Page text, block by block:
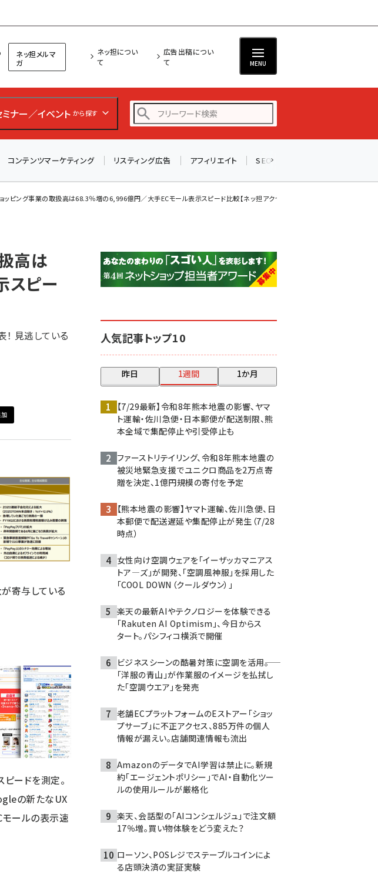
ネッ担メルマ
ガ
ネッ担につい
て
広告出稿につい
て
MENU
ミナー／イベント から探す
yahoo (1901)
アスクル (1119)
base (1077)
コンテンツマーケティング リスティング広告 アフィリエイト SEO
ッピング事業の取扱高は68.3％増の6,996億円／大手ECモール表示スピード比較【ネッ担アクセ...
高は
スピー
見逃している
寄与している
ピードを測定。
の新たなUX
モールの表示速
人気記事トップ10
昨日 1週間 1か月
【7/29最新】令和8年熊本地震の影響、ヤマ
ト運輸・佐川急便・日本郵便が配送制限、熊
本全域で集配停止や引受停止も
ファーストリテイリング、令和8年熊本地震の
被災地緊急支援でユニクロ商品を2万点寄
贈を決定、1億円規模の寄付を予定
【熊本地震の影響】ヤマト運輸、佐川急便、日
本郵便で配送遅延や集配停止が発生（7/28
時点）
女性向け空調ウェアを「イーザッカマニアス
トア―ズ」が開発、「空調風神服」を採用した
「COOL DOWN（クールダウン）」
楽天の最新AIやテクノロジーを体験できる
「Rakuten AI Optimism」、今日からス
タート。パシフィコ横浜で開催
ビジネスシーンの酷暑対策に空調を活用――。
「洋服の青山」が作業服のイメージを払拭し
た「空調ウエア」を発売
老舗ECプラットフォームのEストアー「ショッ
プサーブ」に不正アクセス、885万件の個人
情報が漏えい。店舗関連情報も流出
AmazonのデータでAI学習は禁止に。新規
約「エージェントポリシー」でAI・自動化ツー
ルの使用ルールが厳格化
楽天、会話型の「AIコンシェルジュ」で注文額
17％増。買い物体験をどう変えた？
ローソン、POSレジでステーブルコインによ
る店頭決済の実証実験
「次の一手」とは？
流会も実施】
無料で聴講できます！